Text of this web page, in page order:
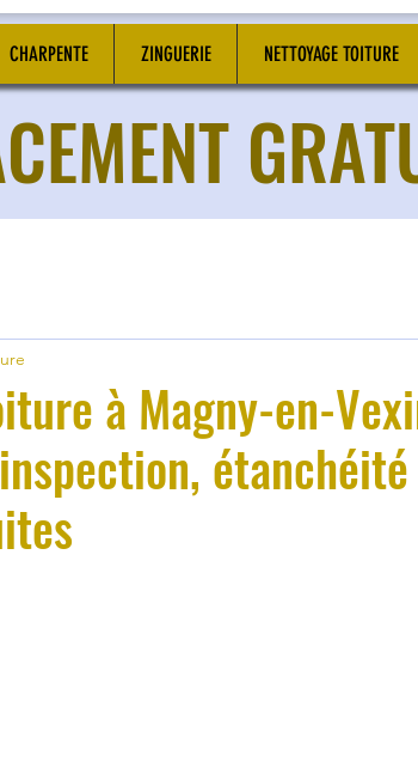
CHARPENTE ZINGUERIE NETTOYAGE TOITURE
à Magny-en-